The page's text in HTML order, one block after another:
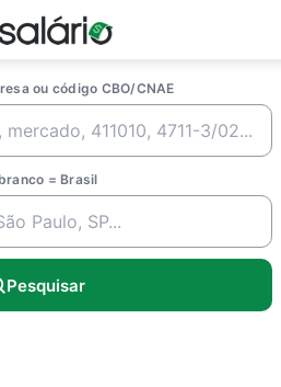
ou código CBO/CNAE
= Brasil
Pesquisar